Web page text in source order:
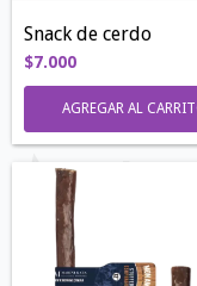
Snack de cerdo
$7.000
AGREGAR AL